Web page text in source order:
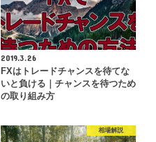
2019.3.26
FXはトレードチャンスを待てな
いと負ける｜チャンスを待つため
の取り組み方
相場解説